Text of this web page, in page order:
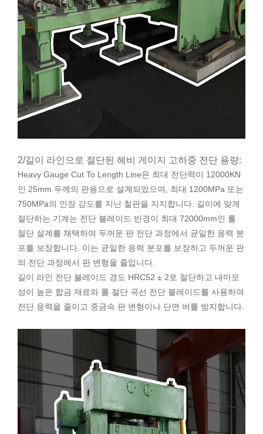
2/길이 라인으로 절단된 헤비 게이지 고하중 전단 용량:
Heavy Gauge Cut To Length Line은 최대 전단력이 12000KN
인 25mm 두께의 판용으로 설계되었으며, 최대 1200MPa 또는
750MPa의 인장 강도를 지닌 철판을 지지합니다. 길이에 맞게
절단하는 기계는 전단 블레이드 반경이 최대 72000mm인 롤
절단 설계를 채택하여 두꺼운 판 전단 과정에서 균일한 응력 분
포를 보장합니다. 이는 균일한 응력 분포를 보장하고 두꺼운 판
의 전단 과정에서 판 변형을 줄입니다.
길이 라인 전단 블레이드 경도 HRC52 ± 2로 절단하고 내마모
성이 높은 합금 재료와 롤 절단 곡선 전단 블레이드를 사용하여
전단 응력을 줄이고 중금속 판 변형이나 단면 버를 방지합니다.